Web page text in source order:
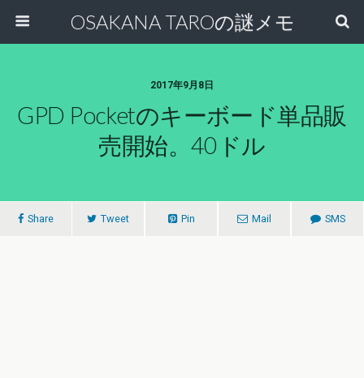
OSAKANA TAROの謎メモ
2017年9月8日
GPD Pocketのキーボード単品販
売開始。40ドル
Share Tweet Pin Mail SMS